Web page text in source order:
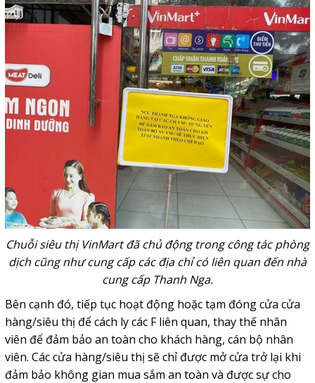
Chuỗi siêu thị VinMart đã chủ động trong công tác phòng
dịch cũng như cung cấp các địa chỉ có liên quan đến nhà
cung cấp Thanh Nga.
Bên cạnh đó, tiếp tục hoạt động hoặc tạm đóng cửa cửa
hàng/siêu thị để cách ly các F liên quan, thay thế nhân
viên để đảm bảo an toàn cho khách hàng, cán bộ nhân
viên. Các cửa hàng/siêu thị sẽ chỉ được mở cửa trở lại khi
đảm bảo không gian mua sắm an toàn và được sự cho